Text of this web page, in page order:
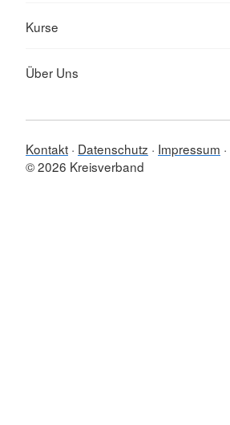
Kurse
Über Uns
Kontakt Datenschutz
Impressum
© 2026 Kreisverband